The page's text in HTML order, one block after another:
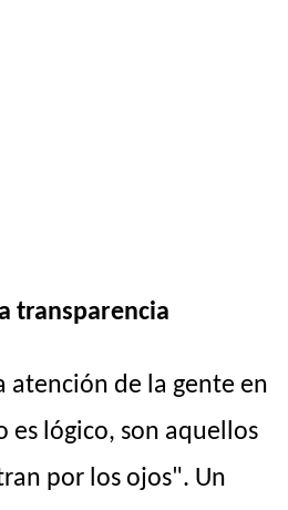
transparencia
atención de la gente en
es lógico, son aquellos
por los ojos". Un